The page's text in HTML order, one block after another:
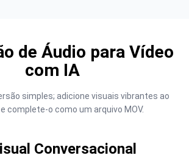
de Áudio para Vídeo
com IA
simples; adicione visuais vibrantes ao
complete-o como um arquivo MOV.
Conversacional